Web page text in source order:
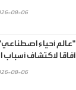
08-06
"عالم أحياء
آفاقا لاكتشاف أسباب
08-06